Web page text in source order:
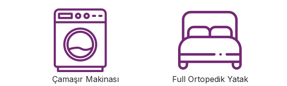
Çamaşır Makinası Full Ortopedik Yatak